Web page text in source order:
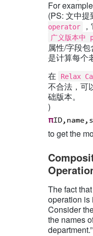
For
(PS: 文中提
operator
广义版本
属性/字段
是计算每个
在
Relax
不合法，可
础版本。
)
to get the
The fact
operation is
Consider
the names